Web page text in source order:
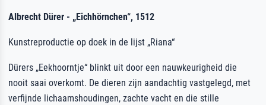
Albrecht Dürer - „Eichhörnchen“, 1512
Kunstreproductie op doek in de lijst „Riana“
Dürers „Eekhoorntje“ blinkt uit door een nauwkeurigheid die
nooit saai overkomt. De dieren zijn aandachtig vastgelegd, met
verfijnde lichaamshoudingen, zachte vacht en die stille